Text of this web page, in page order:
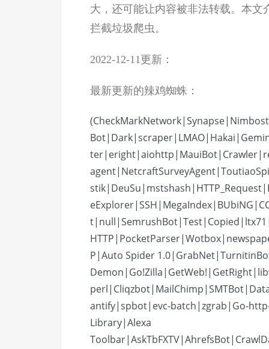
大，还可能让内容被非法转载。本文
拦截垃圾爬虫。
2022-12-11更新：
最新更新的辣鸡蜘蛛：
P|Auto Spider
antify|spbot|evc-batch|zgrab|Go-
Library|Alexa